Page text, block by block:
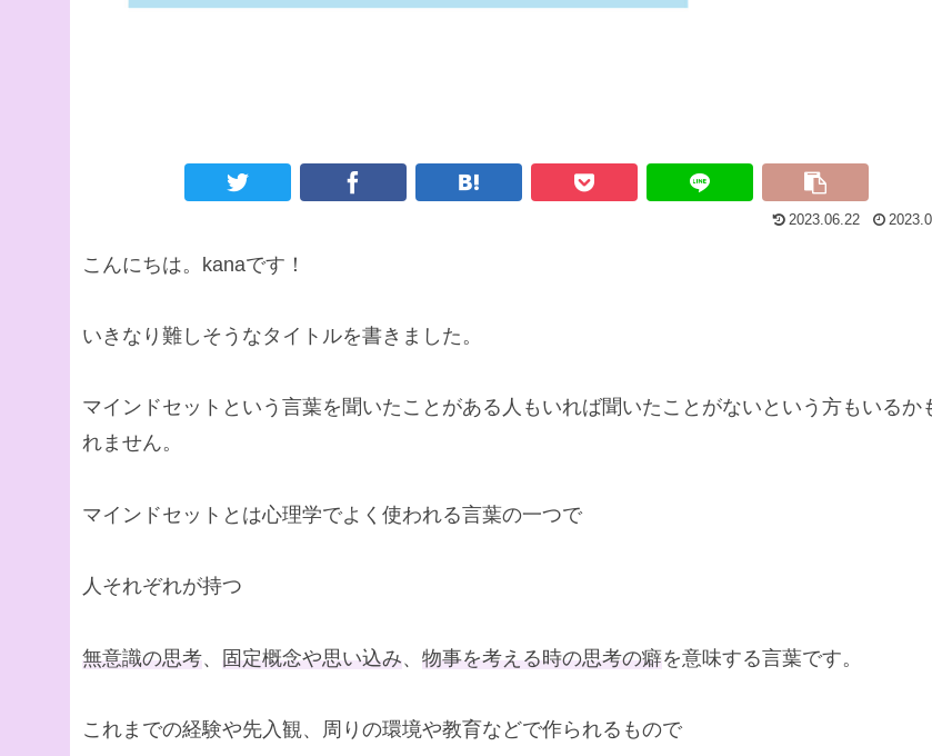
2023.06.22
こんにちは。kanaです！
いきなり難しそうなタイトルを書きました。
マインドセットという言葉を聞いたことがある人もいれば聞いたことがないという方もいるか
れません。
マインドセットとは心理学でよく使われる言葉の一つで
人それぞれが持つ
無意識の思考、 固定概念や思い込み、 物事を考える時の思考の癖を意味する言葉です。
これまでの経験や先入観、周りの環境や教育などで作られるもので